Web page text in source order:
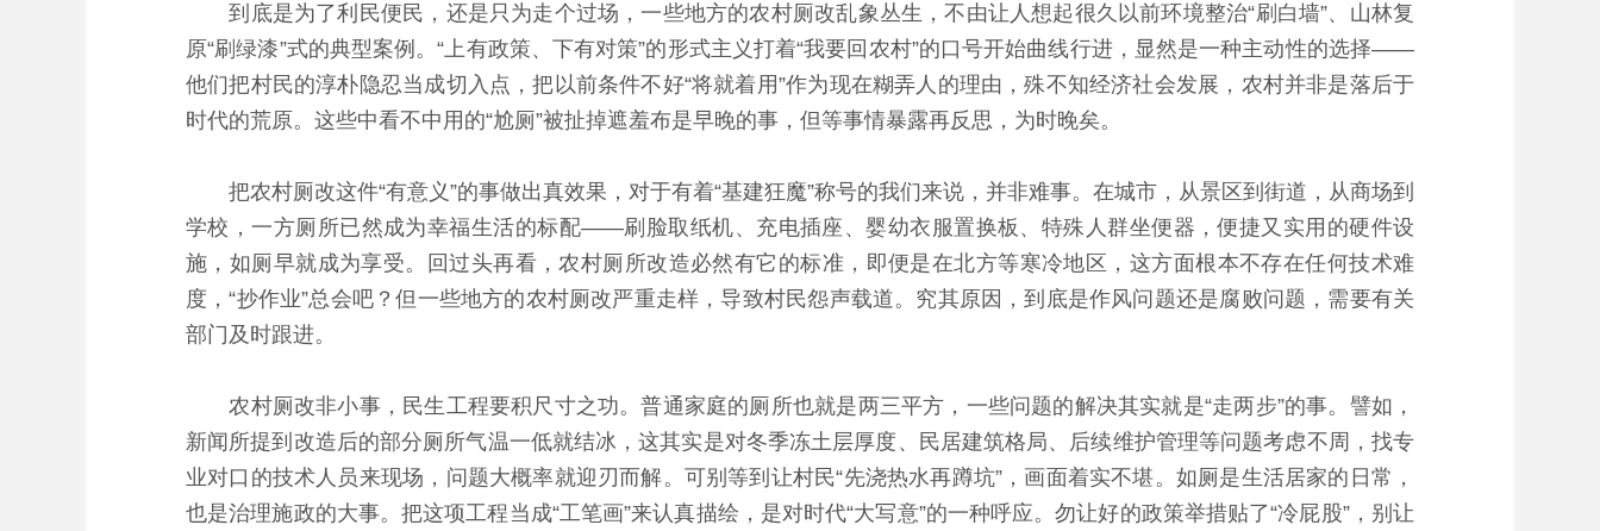
到底是为了利民便民，还是只为走个过场，一些地方的农村厕改乱象丛生，不由让人想起很久以前环境整治“刷白墙”、山林复
原“刷绿漆”式的典型案例。“上有政策、下有对策”的形式主义打着“我要回农村”的口号开始曲线行进，显然是一种主动性的选择——
他们把村民的淳朴隐忍当成切入点，把以前条件不好“将就着用”作为现在糊弄人的理由，殊不知经济社会发展，农村并非是落后于
时代的荒原。这些中看不中用的“尬厕”被扯掉遮羞布是早晚的事，但等事情暴露再反思，为时晚矣。
把农村厕改这件“有意义”的事做出真效果，对于有着“基建狂魔”称号的我们来说，并非难事。在城市，从景区到街道，从商场到
学校，一方厕所已然成为幸福生活的标配——刷脸取纸机、充电插座、婴幼衣服置换板、特殊人群坐便器，便捷又实用的硬件设
施，如厕早就成为享受。回过头再看，农村厕所改造必然有它的标准，即便是在北方等寒冷地区，这方面根本不存在任何技术难
度，“抄作业”总会吧？但一些地方的农村厕改严重走样，导致村民怨声载道。究其原因，到底是作风问题还是腐败问题，需要有关
部门及时跟进。
农村厕改非小事，民生工程要积尺寸之功。普通家庭的厕所也就是两三平方，一些问题的解决其实就是“走两步”的事。譬如，
新闻所提到改造后的部分厕所气温一低就结冰，这其实是对冬季冻土层厚度、民居建筑格局、后续维护管理等问题考虑不周，找专
业对口的技术人员来现场，问题大概率就迎刃而解。可别等到让村民“先浇热水再蹲坑”，画面着实不堪。如厕是生活居家的日常，
也是治理施政的大事。把这项工程当成“工笔画”来认真描绘，是对时代“大写意”的一种呼应。勿让好的政策举措贴了“冷屁股”，别让